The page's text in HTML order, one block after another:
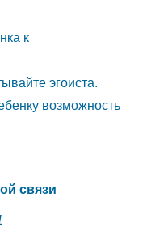
к
эгоиста.
возможность
связи